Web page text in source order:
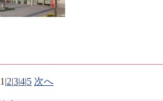
1 |2|3|4|5 次へ